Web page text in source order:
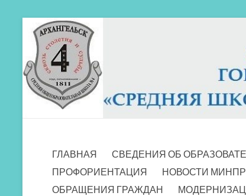
Перейти
содержимому
МБОУ СШ 4
ГЛАВНАЯ
СВЕДЕНИЯ ОБ
ПРОФОРИЕНТАЦИЯ
НОВОСТИ
ОБРАЩЕНИЯ ГРАЖДАН